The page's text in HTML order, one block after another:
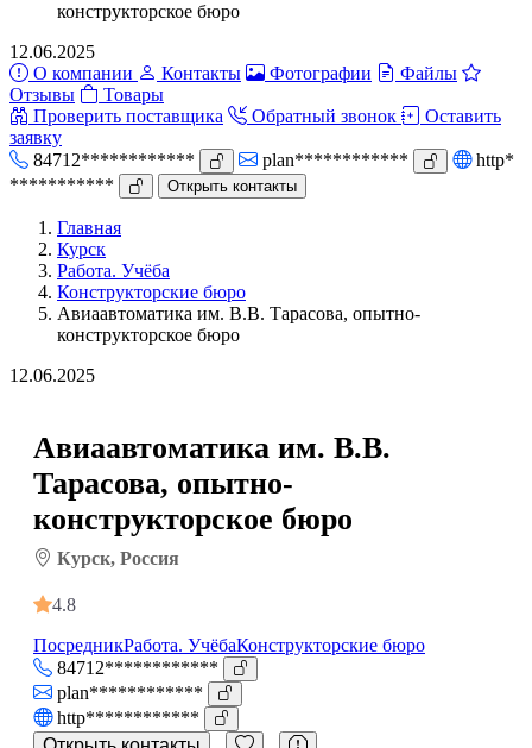
конструкторское бюро
12.06.2025
О компании
Контакты Фотографии
Файлы
Отзывы
Товары
Проверить поставщика
Обратный звонок
Оставить
заявку
84712************
plan************
http*
***********
Открыть контакты
Главная
Курск
Работа. Учёба
Конструкторские бюро
Авиаавтоматика им. В.В. Тарасова, опытно-
конструкторское бюро
12.06.2025
Авиаавтоматика им. В.В.
Тарасова, опытно-
конструкторское бюро
Курск, Россия
4.8
ПосредникРабота. УчёбаКонструкторские бюро
84712************
plan************
http************